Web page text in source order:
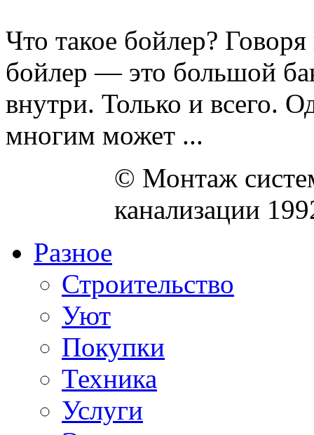
Что такое бойлер?
бойлер — это большой
внутри. Только и всего.
многим может ...
© Монтаж
канализации
Разное
Строительство
Уют
Покупки
Техника
Услуги